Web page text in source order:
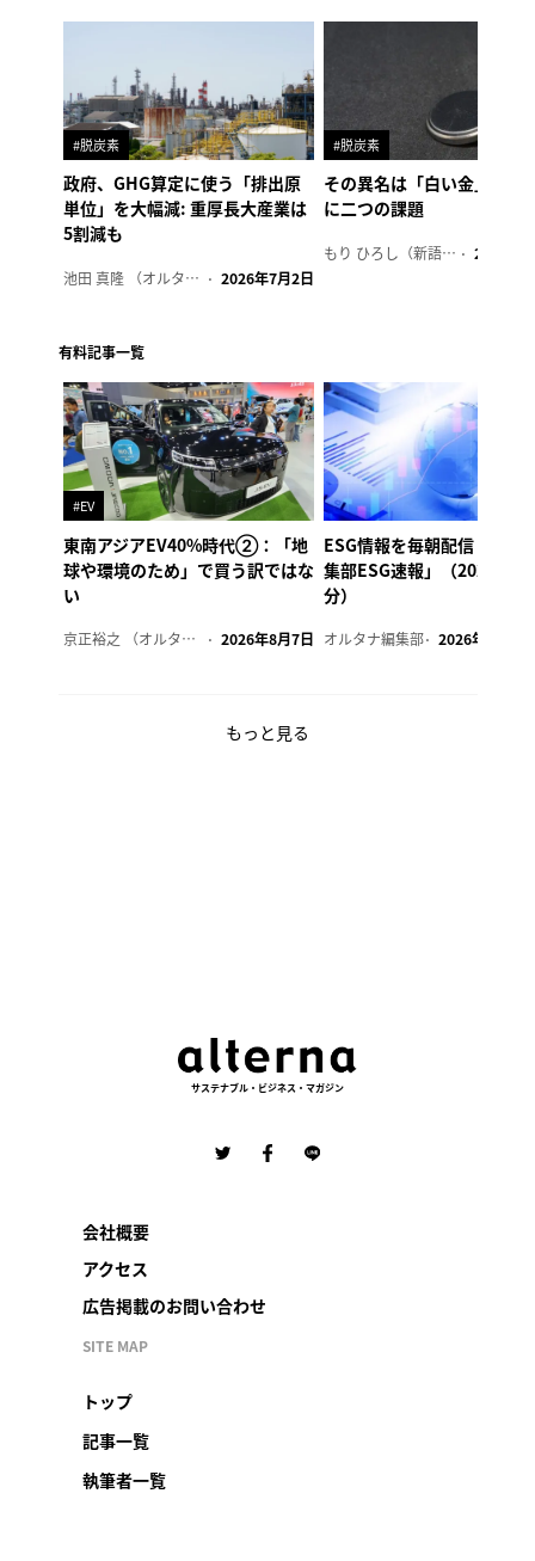
#脱炭素
政府、GHG算定に使う「排出原
単位」を大幅減: 重厚長大産業は
5割減も
池田 真隆 （オルタナ輪番編集長） 2026年7月2日
#脱炭素
その異名は「白い金」、リ
に二つの課題
もり ひろし（新語ウォッチャー） 2023年7
有料記事一覧
#EV
東南アジアEV40%時代②：「地
球や環境のため」で買う訳ではな
い
京正裕之 （オルタナ副編集長） 2026年8月7日
ESG情報を毎朝配信「オル
集部ESG速報」（2026年8
分）
オルタナ編集部 2026年8月7日
もっと見る
サステナブル・ビジネス・マガジン
会社概要
アクセス
広告掲載のお問い合わせ
SITE MAP
トップ
記事一覧
執筆者一覧